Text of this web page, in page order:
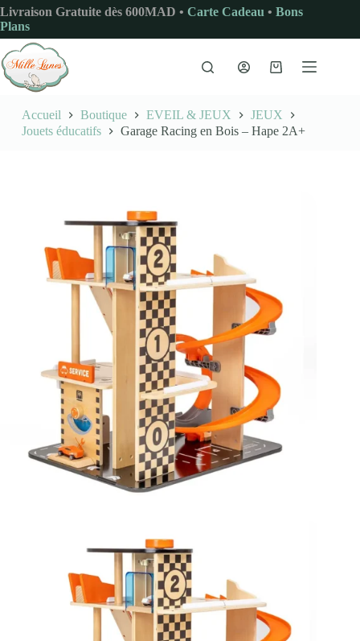
Passer
au
contenu
Livraison Gratuite dès 600MAD • Carte Cadeau • Bons
Plans
Panier
Accueil Boutique EVEIL & JEUX
JEUX
Jouets éducatifs
Garage Racing en Bois – Hape 2A+